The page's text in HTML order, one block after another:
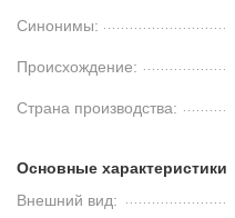
Синонимы:
Происхождение:
Страна производства:
Основные характеристики
Внешний вид: